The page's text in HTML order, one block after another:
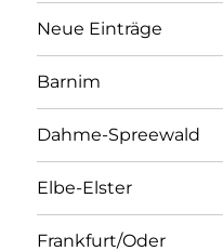
Neue Einträge
Barnim
Dahme-Spreewald
Elbe-Elster
Frankfurt/Oder